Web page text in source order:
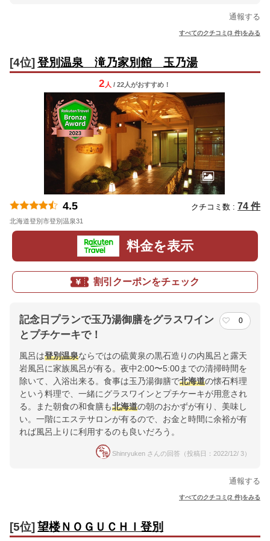
通報する
すべてのクチコミ(3 件)をみる
[4位] 登別温泉 滝乃家別館 玉乃湯
2 人 / 22人がおすすめ！
4.5 クチコミ数 : 74 件
北海道登別市登別温泉31
料金を表示
割引クーポンをチェック
記念日プランで玉乃湯御膳をグラスワイン
とプチケーキで！
0
風呂は登別温泉ならではの硫黄泉の黒石造りの内風呂と露天
岩風呂に家族風呂が有る。夜中2:00〜5:00までの清掃時間を
除いて、入浴出来る。食事は玉乃湯御膳で北海道の懐石料理
という料理で、一緒にグラスワインとプチケーキが用意され
る。また朝食の和食膳も北海道の朝のおかずが有り、美味し
い。一階にエステサロンが有るので、お金と時間に余裕が有
れば風呂上りに利用するのも良いだろう。
Shinryuken さんの回答（投稿日：2022/12/ 3）
通報する
すべてのクチコミ(2 件)をみる
[5位] 望楼ＮＯＧＵＣＨＩ登別